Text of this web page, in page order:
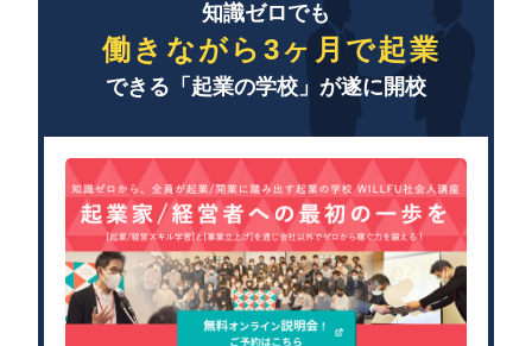
知識ゼロでも
働きながら3ヶ月で起業
できる「起業の学校」が遂に開校